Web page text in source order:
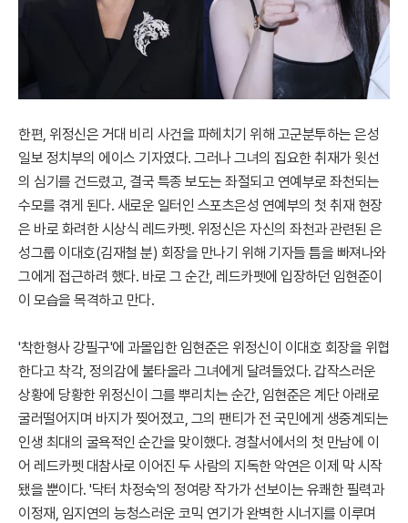
한편, 위정신은 거대 비리 사건을 파헤치기 위해 고군분투하는 은성
일보 정치부의 에이스 기자였다. 그러나 그녀의 집요한 취재가 윗선
의 심기를 건드렸고, 결국 특종 보도는 좌절되고 연예부로 좌천되는
수모를 겪게 된다. 새로운 일터인 스포츠은성 연예부의 첫 취재 현장
은 바로 화려한 시상식 레드카펫. 위정신은 자신의 좌천과 관련된 은
성그룹 이대호(김재철 분) 회장을 만나기 위해 기자들 틈을 빠져나와
그에게 접근하려 했다. 바로 그 순간, 레드카펫에 입장하던 임현준이
이 모습을 목격하고 만다.
'착한형사 강필구'에 과몰입한 임현준은 위정신이 이대호 회장을 위협
한다고 착각, 정의감에 불타올라 그녀에게 달려들었다. 갑작스러운
상황에 당황한 위정신이 그를 뿌리치는 순간, 임현준은 계단 아래로
굴러떨어지며 바지가 찢어졌고, 그의 팬티가 전 국민에게 생중계되는
인생 최대의 굴욕적인 순간을 맞이했다. 경찰서에서의 첫 만남에 이
어 레드카펫 대참사로 이어진 두 사람의 지독한 악연은 이제 막 시작
됐을 뿐이다. '닥터 차정숙'의 정여랑 작가가 선보이는 유쾌한 필력과
이정재, 임지연의 능청스러운 코믹 연기가 완벽한 시너지를 이루며